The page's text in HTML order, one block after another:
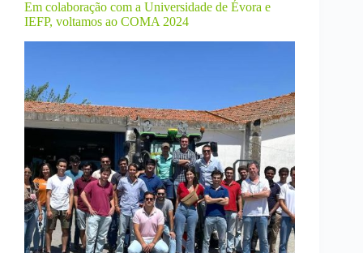
Em colaboração com a Universidade de Évora e
IEFP, voltamos ao COMA 2024